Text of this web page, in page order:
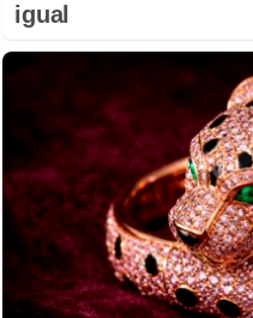
igual